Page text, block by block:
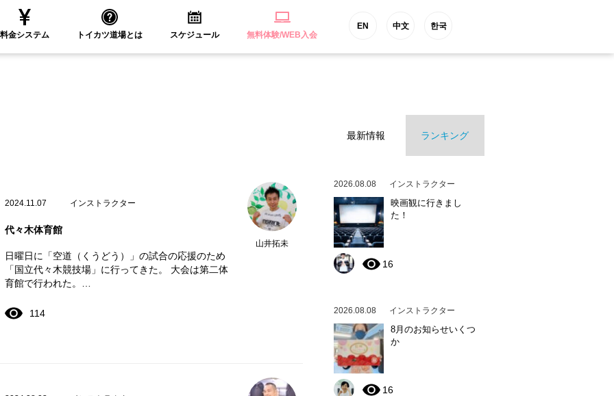
料金システム トイカツ道場とは スケジュール 無料体験/WEB入会
EN 中文 한국
2024.11.07 インストラクター
山井拓未
代々木体育館
日曜日に「空道（くうどう）」の試合の応援のため
「国立代々木競技場」に行ってきた。 大会は第二体
育館で行われた。…
114
最新情報 ランキング
2026.08.08 インストラクター
映画観に行きまし
た！
16
2026.08.08 インストラクター
8月のお知らせいくつ
か
16